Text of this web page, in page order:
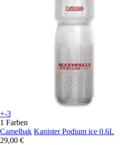
+-3
1 Farben
Camelbak Kanister Podium ice 0.6L
29,00 €